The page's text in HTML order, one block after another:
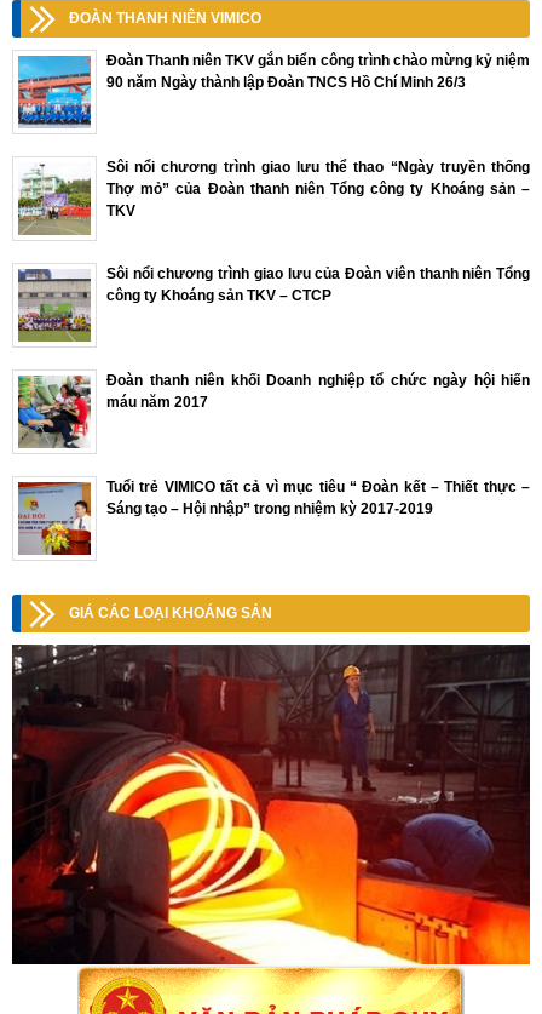
ĐOÀN THANH NIÊN VIMICO
Đoàn Thanh niên TKV gắn biển công trình chào mừng kỷ niệm
90 năm Ngày thành lập Đoàn TNCS Hồ Chí Minh 26/3
Sôi nổi chương trình giao lưu thể thao “Ngày truyền thống
Thợ mỏ” của Đoàn thanh niên Tổng công ty Khoáng sản –
TKV
Sôi nổi chương trình giao lưu của Đoàn viên thanh niên Tổng
công ty Khoáng sản TKV – CTCP
Đoàn thanh niên khối Doanh nghiệp tổ chức ngày hội hiến
máu năm 2017
Tuổi trẻ VIMICO tất cả vì mục tiêu “ Đoàn kết – Thiết thực –
Sáng tạo – Hội nhập” trong nhiệm kỳ 2017-2019
GIÁ CÁC LOẠI KHOÁNG SẢN